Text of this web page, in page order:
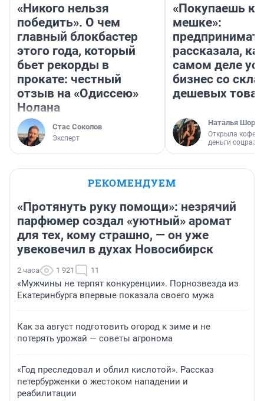
«Никого нельзя
победить». О чем
главный блокбастер
этого года, который
бьет рекорды в
прокате: честный
отзыв на «Одиссею»
Нолана
Стас Соколов
Эксперт
«Покупаешь
мешке»:
рассказала,
самом деле
бизнес со
дешевых
Наталья
Открыла
деньги
РЕКОМЕНДУЕМ
«Протянуть руку помощи»: незрячий
парфюмер создал «уютный» аромат
для тех, кому страшно, — он уже
увековечил в духах Новосибирск
2 часа 1 921 11
«Мужчины не терпят конкуренции». Порнозвезда из
Екатеринбурга впервые показала своего мужа
Как за август подготовить огород к зиме и не
потерять урожай — советы агронома
«Год преследовал и облил кислотой». Рассказ
петербурженки о жестоком нападении и
реабилитации